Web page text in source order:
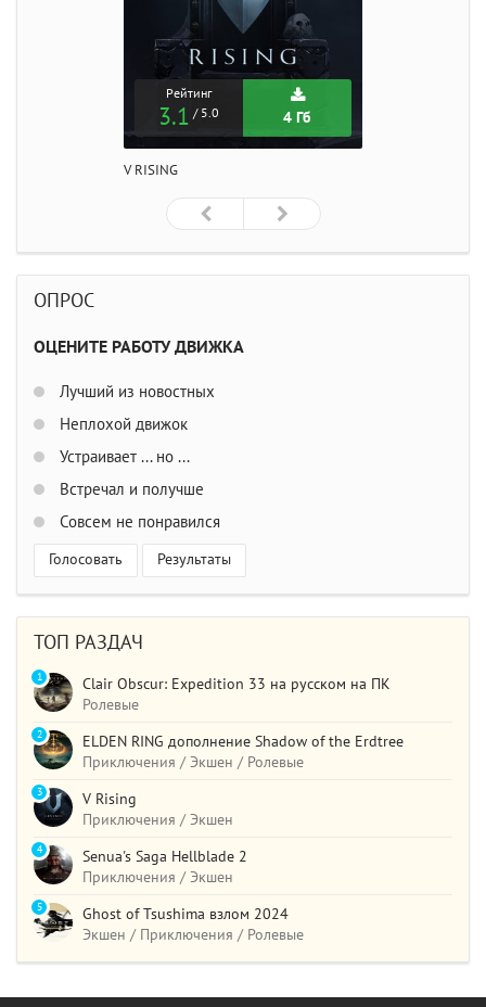
Рейтинг
3.1 / 5.0 4 Гб
V RISING
ОПРОС
ОЦЕНИТЕ РАБОТУ ДВИЖКА
Лучший из новостных
Неплохой движок
Устраивает ... но ...
Встречал и получше
Совсем не понравился
Голосовать Результаты
ТОП РАЗДАЧ
Clair Obscur: Expedition 33 на русском на ПК
Ролевые
1
ELDEN RING дополнение Shadow of the Erdtree
Приключения / Экшен / Ролевые
2
V Rising
Приключения / Экшен
3
Senua's Saga Hellblade 2
Приключения / Экшен
4
Ghost of Tsushima взлом 2024
Экшен / Приключения / Ролевые
5